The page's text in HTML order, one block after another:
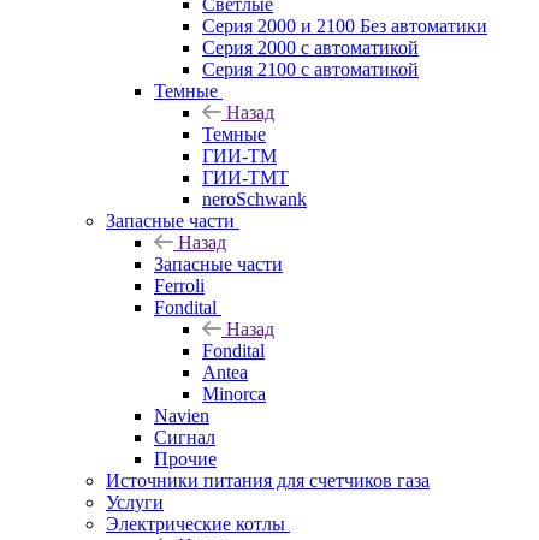
Светлые
Серия 2000 и 2100 Без автоматики
Серия 2000 с автоматикой
Серия 2100 с автоматикой
Темные
Назад
Темные
ГИИ-ТМ
ГИИ-ТМТ
neroSchwank
Запасные части
Назад
Запасные части
Ferroli
Fondital
Назад
Fondital
Antea
Minorca
Navien
Сигнал
Прочие
Источники питания для счетчиков газа
Услуги
Электрические котлы